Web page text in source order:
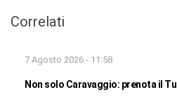
Correlati
7 Agosto 2026 - 11:58
Non solo Caravaggio: prenota il